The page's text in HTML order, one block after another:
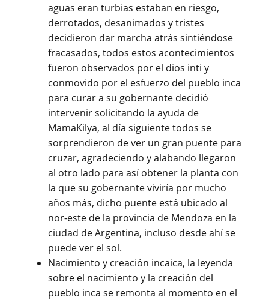
aguas eran turbias estaban en riesgo,
derrotados, desanimados y tristes
decidieron dar marcha atrás sintiéndose
fracasados, todos estos acontecimientos
fueron observados por el dios inti y
conmovido por el esfuerzo del pueblo inca
para curar a su gobernante decidió
intervenir solicitando la ayuda de
MamaKilya, al día siguiente todos se
sorprendieron de ver un gran puente para
cruzar, agradeciendo y alabando llegaron
al otro lado para así obtener la planta con
la que su gobernante viviría por mucho
años más, dicho puente está ubicado al
nor-este de la provincia de Mendoza en la
ciudad de Argentina, incluso desde ahí se
puede ver el sol.
Nacimiento y creación incaica, la leyenda
sobre el nacimiento y la creación del
pueblo inca se remonta al momento en el